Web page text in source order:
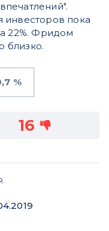
инвесторов пока
22%. Фридом
близко.
%
16